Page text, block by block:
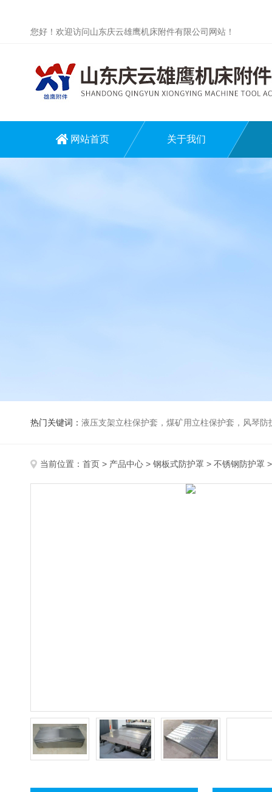
您好！欢迎访问山东庆云雄鹰机床附件有限公司网站！
网站首页 关于我们
热门关键词： 液压支架立柱保护套，煤矿用立柱保护套，风琴
当前位置： 首页 > 产品中心 > 钢板式防护罩 > 不锈钢防护罩